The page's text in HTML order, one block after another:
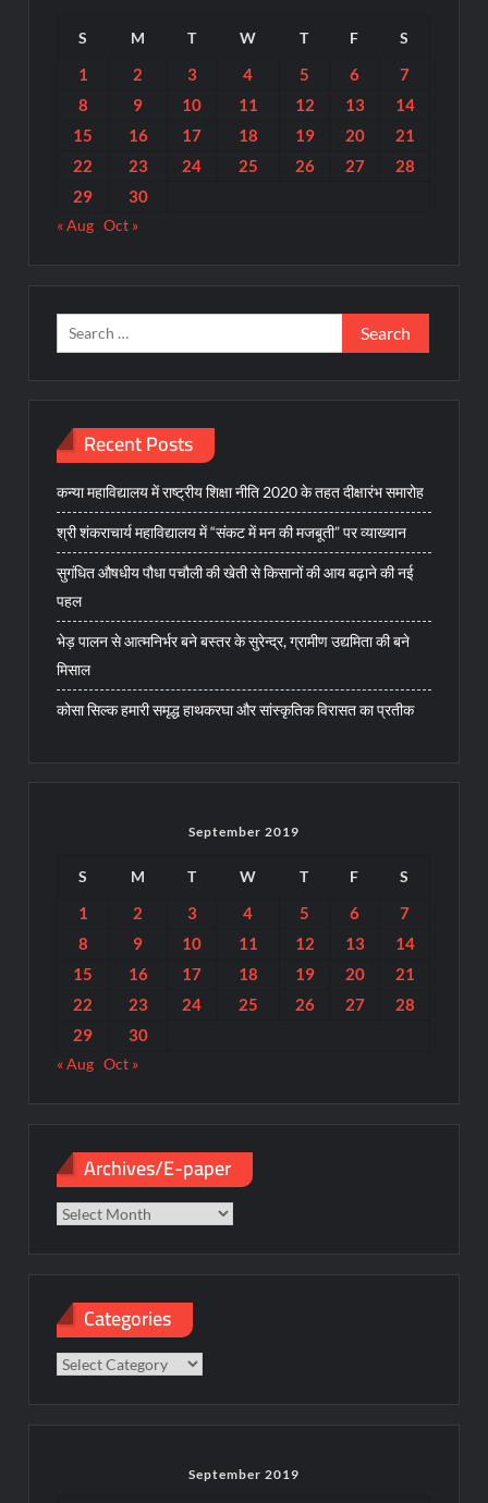
S M T W T F S
1 2 3 4 5 6
7
8
9 10 11 12 13
14
15
16 17 18 19 20
21
22
23 24 25 26 27
28
29
30
« Aug Oct »
Search
for:
Recent Posts
कन्या महाविद्यालय में राष्ट्रीय शिक्षा नीति 2020 के तहत दीक्षारंभ समारोह
श्री शंकराचार्य महाविद्यालय में “संकट में मन की मजबूती” पर व्याख्यान
सुगंधित औषधीय पौधा पचौली की खेती से किसानों की आय बढ़ाने की नई
पहल
भेड़ पालन से आत्मनिर्भर बने बस्तर के सुरेन्द्र, ग्रामीण उद्यमिता की बने
मिसाल
कोसा सिल्क हमारी समृद्ध हाथकरघा और सांस्कृतिक विरासत का प्रतीक
September 2019
S M T W T F S
1 2 3 4 5 6
7
8
9 10 11 12 13
14
15
16 17 18 19 20
21
22
23 24 25 26 27
28
29
30
« Aug Oct »
Archives/E-paper
Categories
Categories
September 2019